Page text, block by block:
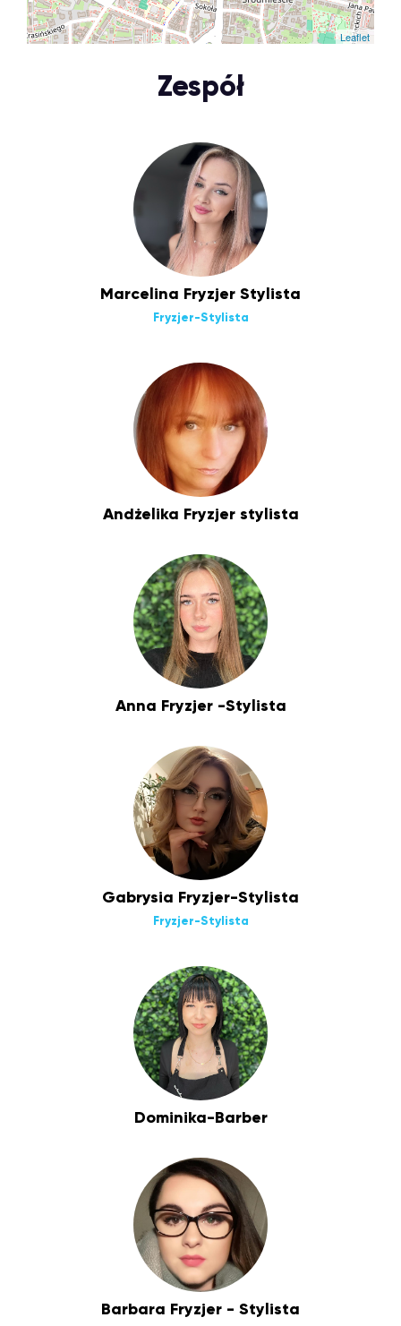
Leaflet
Zespół
Marcelina Fryzjer Stylista
Fryzjer-Stylista
Andżelika Fryzjer stylista
Anna Fryzjer -Stylista
Gabrysia Fryzjer-Stylista
Fryzjer-Stylista
Dominika-Barber
Barbara Fryzjer - Stylista